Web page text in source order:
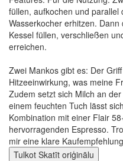
füllen, aufkochen und parallel
Wasserkocher erhitzen.
Kessel füllen, verschließen
erreichen.
Zwei Mankos gibt es: Der
Hitzeeinwirkung, was meine
Zudem setzt sich Milch an
einem feuchten Tuch lässt
Kombination mit einer Flair
hervorragenden Espresso.
mir eine klare
Tulkot Skatīt oriģinālu